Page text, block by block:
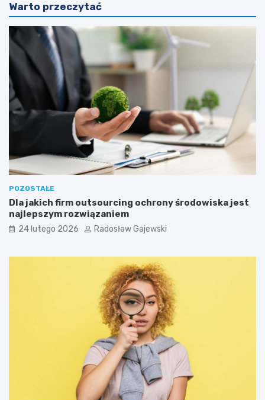
Warto przeczytać
POZOSTAŁE
Dla jakich firm outsourcing ochrony środowiska jest
najlepszym rozwiązaniem
24 lutego 2026 Radosław Gajewski